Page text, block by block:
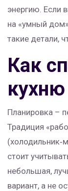
энергию. Если
на «умный
такие детали,
Как
Планировка –
Традиция
стоит
небольшая,
вариант, а не